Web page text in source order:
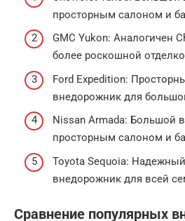
просторным салоном и
GMC Yukon: Аналогичен
более роскошной
Ford Expedition:
внедорожник для
Nissan Armada: Большой
просторным салоном и
Toyota Sequoia:
внедорожник для всей
Сравнение популярных